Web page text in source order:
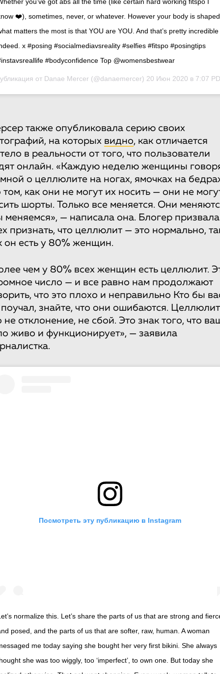
you’ve got abs all the time (like certain hard working fitspo I
❤️), sometimes, never, or whatever. However your body is
matters the most is that YOU are YOU. And that’s pretty incredible
x #posing #socialmediavsreality #selfies #fitspo #posingtips
#bodyconfidence Top @womensbestwear
от Danae Mercer (@danaemercer) 20 Июн 2020 в 7:07
также опубликовала серию своих
на которых видно, как отличается
в реальности от того, что пользователи
онлайн. «Каждую неделю женщины
о целлюлите на ногах, ямочках на
том, как они не могут их носить — они не
шорты. Только все меняется. Они
— написала она. Блогер призвала
признать, что целлюлит — это нормально,
он есть у 80% женщин.
чем у 80% всех женщин есть целлюлит.
число — и все равно нам продолжают
что это плохо и неправильно Кто бы
знайте, что они ошибаются.
не отклонение, не сбой. Это знак того, что
живо и функционирует», — заявила
Посмотреть эту публикацию в Instagram
normalize this. Let’s share the parts of us that are strong and
posed, and the parts of us that are softer, raw, human. A woman
me today saying she bought her very first bikini. She always
she was too wiggly, too ‘imperfect’, to own one. But today she